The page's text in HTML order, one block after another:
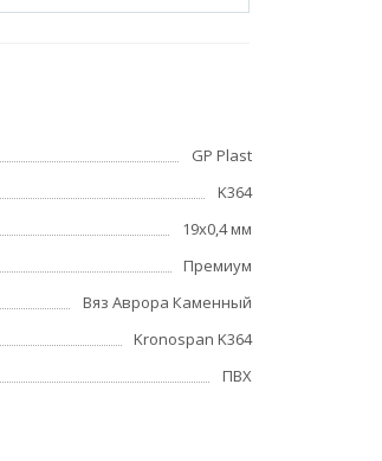
GP Plast
K364
19x0,4 мм
Премиум
Вяз Аврора Каменный
Kronospan K364
ПВХ